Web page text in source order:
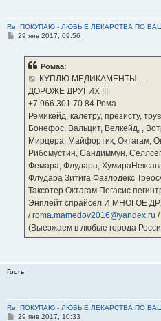
Re: ПОКУПАЮ - ЛЮБЫЕ ЛЕКАРСТВА ПО
С29 янв 2017, 09:56
Ромаа:
КУПЛЮ МЕДИКАМЕНТЫ....
ДОРОЖЕ ДРУГИХ !!!
‪+7 966 301 70 84‬ Рома
Ремикейд, калетру, презисту,
Бонефос, Вальцит, Велкейд, ,
Мирцера, Майфортик, Октагам,
Рибомустин, Сандиммун,
Фемара, Флудара,
Флудара Зитига Фазлодекс
Таксотер Октагам Пегасис
Энплейт спрайсел И МНОГОЕ
/roma.mamedov2016@yandex.ru /
(Выезжаем в любые города
Гость
Re: ПОКУПАЮ - ЛЮБЫЕ ЛЕКАРСТВА ПО
С29 янв 2017, 10:33